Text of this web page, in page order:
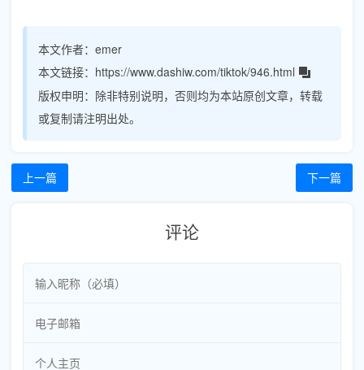
本文作者： emer
本文链接： https://www.dashiw.com/tiktok/946.html
版权申明： 除非特别说明，否则均为本站原创文章，转载
或复制请注明出处。
上一篇 下一篇
评论